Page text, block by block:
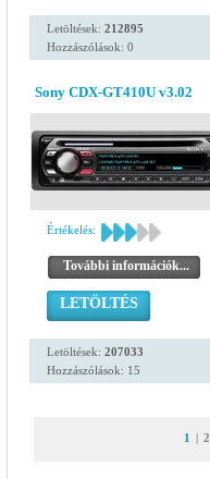
Letöltések: 212895
Hozzászólások: 0
Sony CDX-GT410U v3.02
Értékelés:
További információk...
LETÖLTÉS
Letöltések: 207033
Hozzászólások: 15
1 | 2